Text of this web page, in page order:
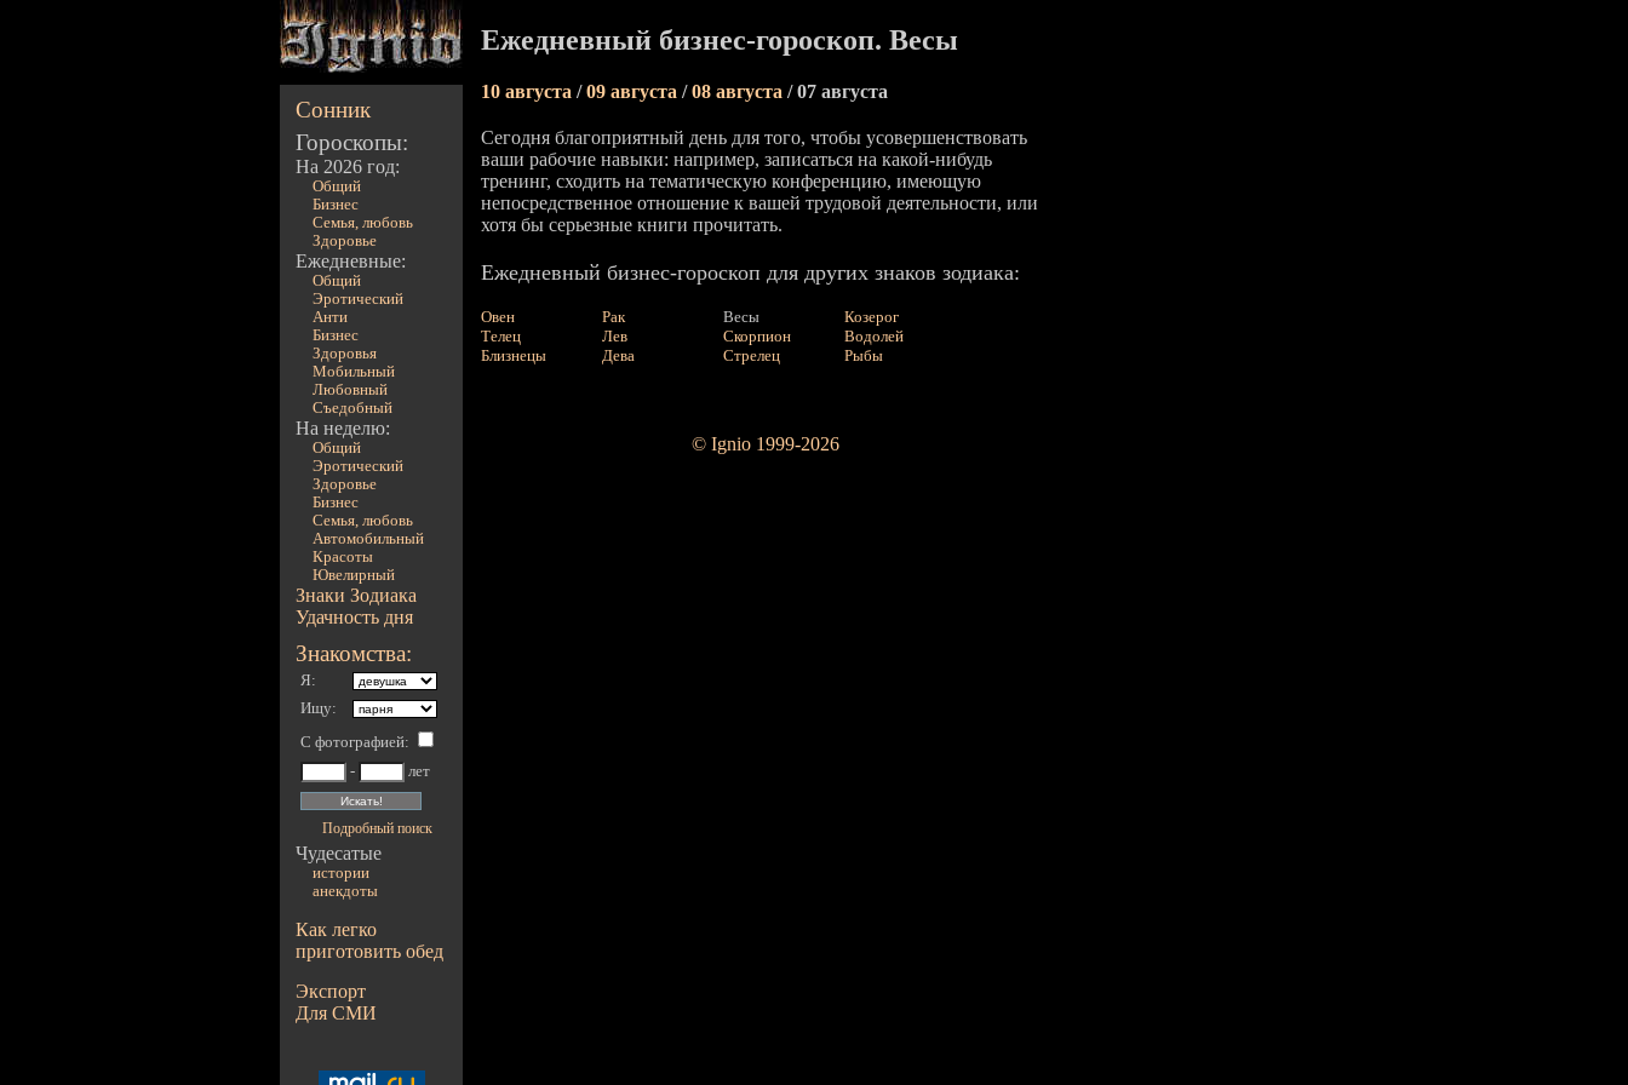
Сонник
Гороскопы:
На 2026 год:
Общий
Бизнес
Семья, любовь
Здоровье
Ежедневные:
Общий
Эротический
Анти
Бизнес
Здоровья
Мобильный
Любовный
Съедобный
На неделю:
Общий
Эротический
Здоровье
Бизнес
Семья, любовь
Автомобильный
Красоты
Ювелирный
Знаки Зодиака
Удачность дня
Знакомства:
Я:
Ищу:
С фотографией:
-
лет
Подробный поиск
Чудесатые
истории
анекдоты
Как легко
приготовить обед
Экспорт
Для СМИ
Ежедневный бизнес-гороскоп. Весы
10 августа /09 августа /08 августа / 07 августа
Сегодня благоприятный день для того, чтобы усовершенствовать
ваши рабочие навыки: например, записаться на какой-нибудь
тренинг, сходить на тематическую конференцию, имеющую
непосредственное отношение к вашей трудовой деятельности, или
хотя бы серьезные книги прочитать.
Ежедневный бизнес-гороскоп для других знаков зодиака:
Овен
Телец
Близнецы
Рак
Лев
Дева
Весы
Скорпион
Стрелец
Козерог
Водолей
Рыбы
© Ignio 1999-2026